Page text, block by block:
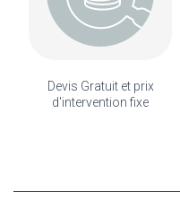
Devis Gratuit et prix
d'intervention fixe